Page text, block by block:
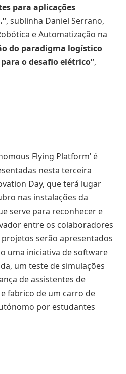
para aplicações
.”, sublinha Daniel Serrano,
e Automatização na
do paradigma logístico
o desafio elétrico”,
Flying Platform’ é
nesta terceira
Day, que terá lugar
nas instalações da
serve para reconhecer e
entre os colaboradores
serão apresentados
uma iniciativa de software
um teste de simulações
de assistentes de
fabrico de um carro de
por estudantes